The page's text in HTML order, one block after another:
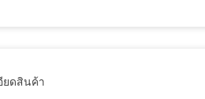
ยดสินค้า